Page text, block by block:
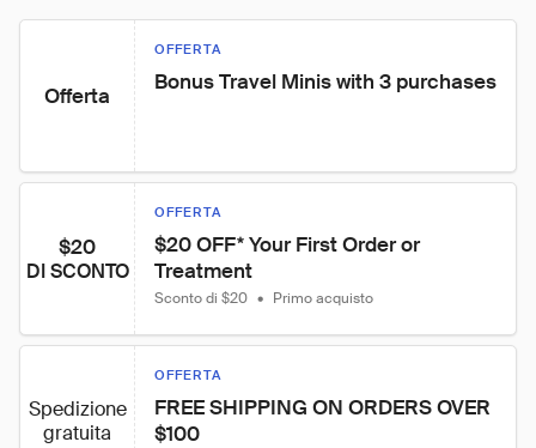
Offerta
OFFERTA
Bonus Travel Minis with 3 purchases
$20
DI SCONTO
OFFERTA
$20 OFF* Your First Order or
Treatment
Sconto di $20 • Primo acquisto
Spedizione
gratuita
OFFERTA
FREE SHIPPING ON ORDERS OVER
$100